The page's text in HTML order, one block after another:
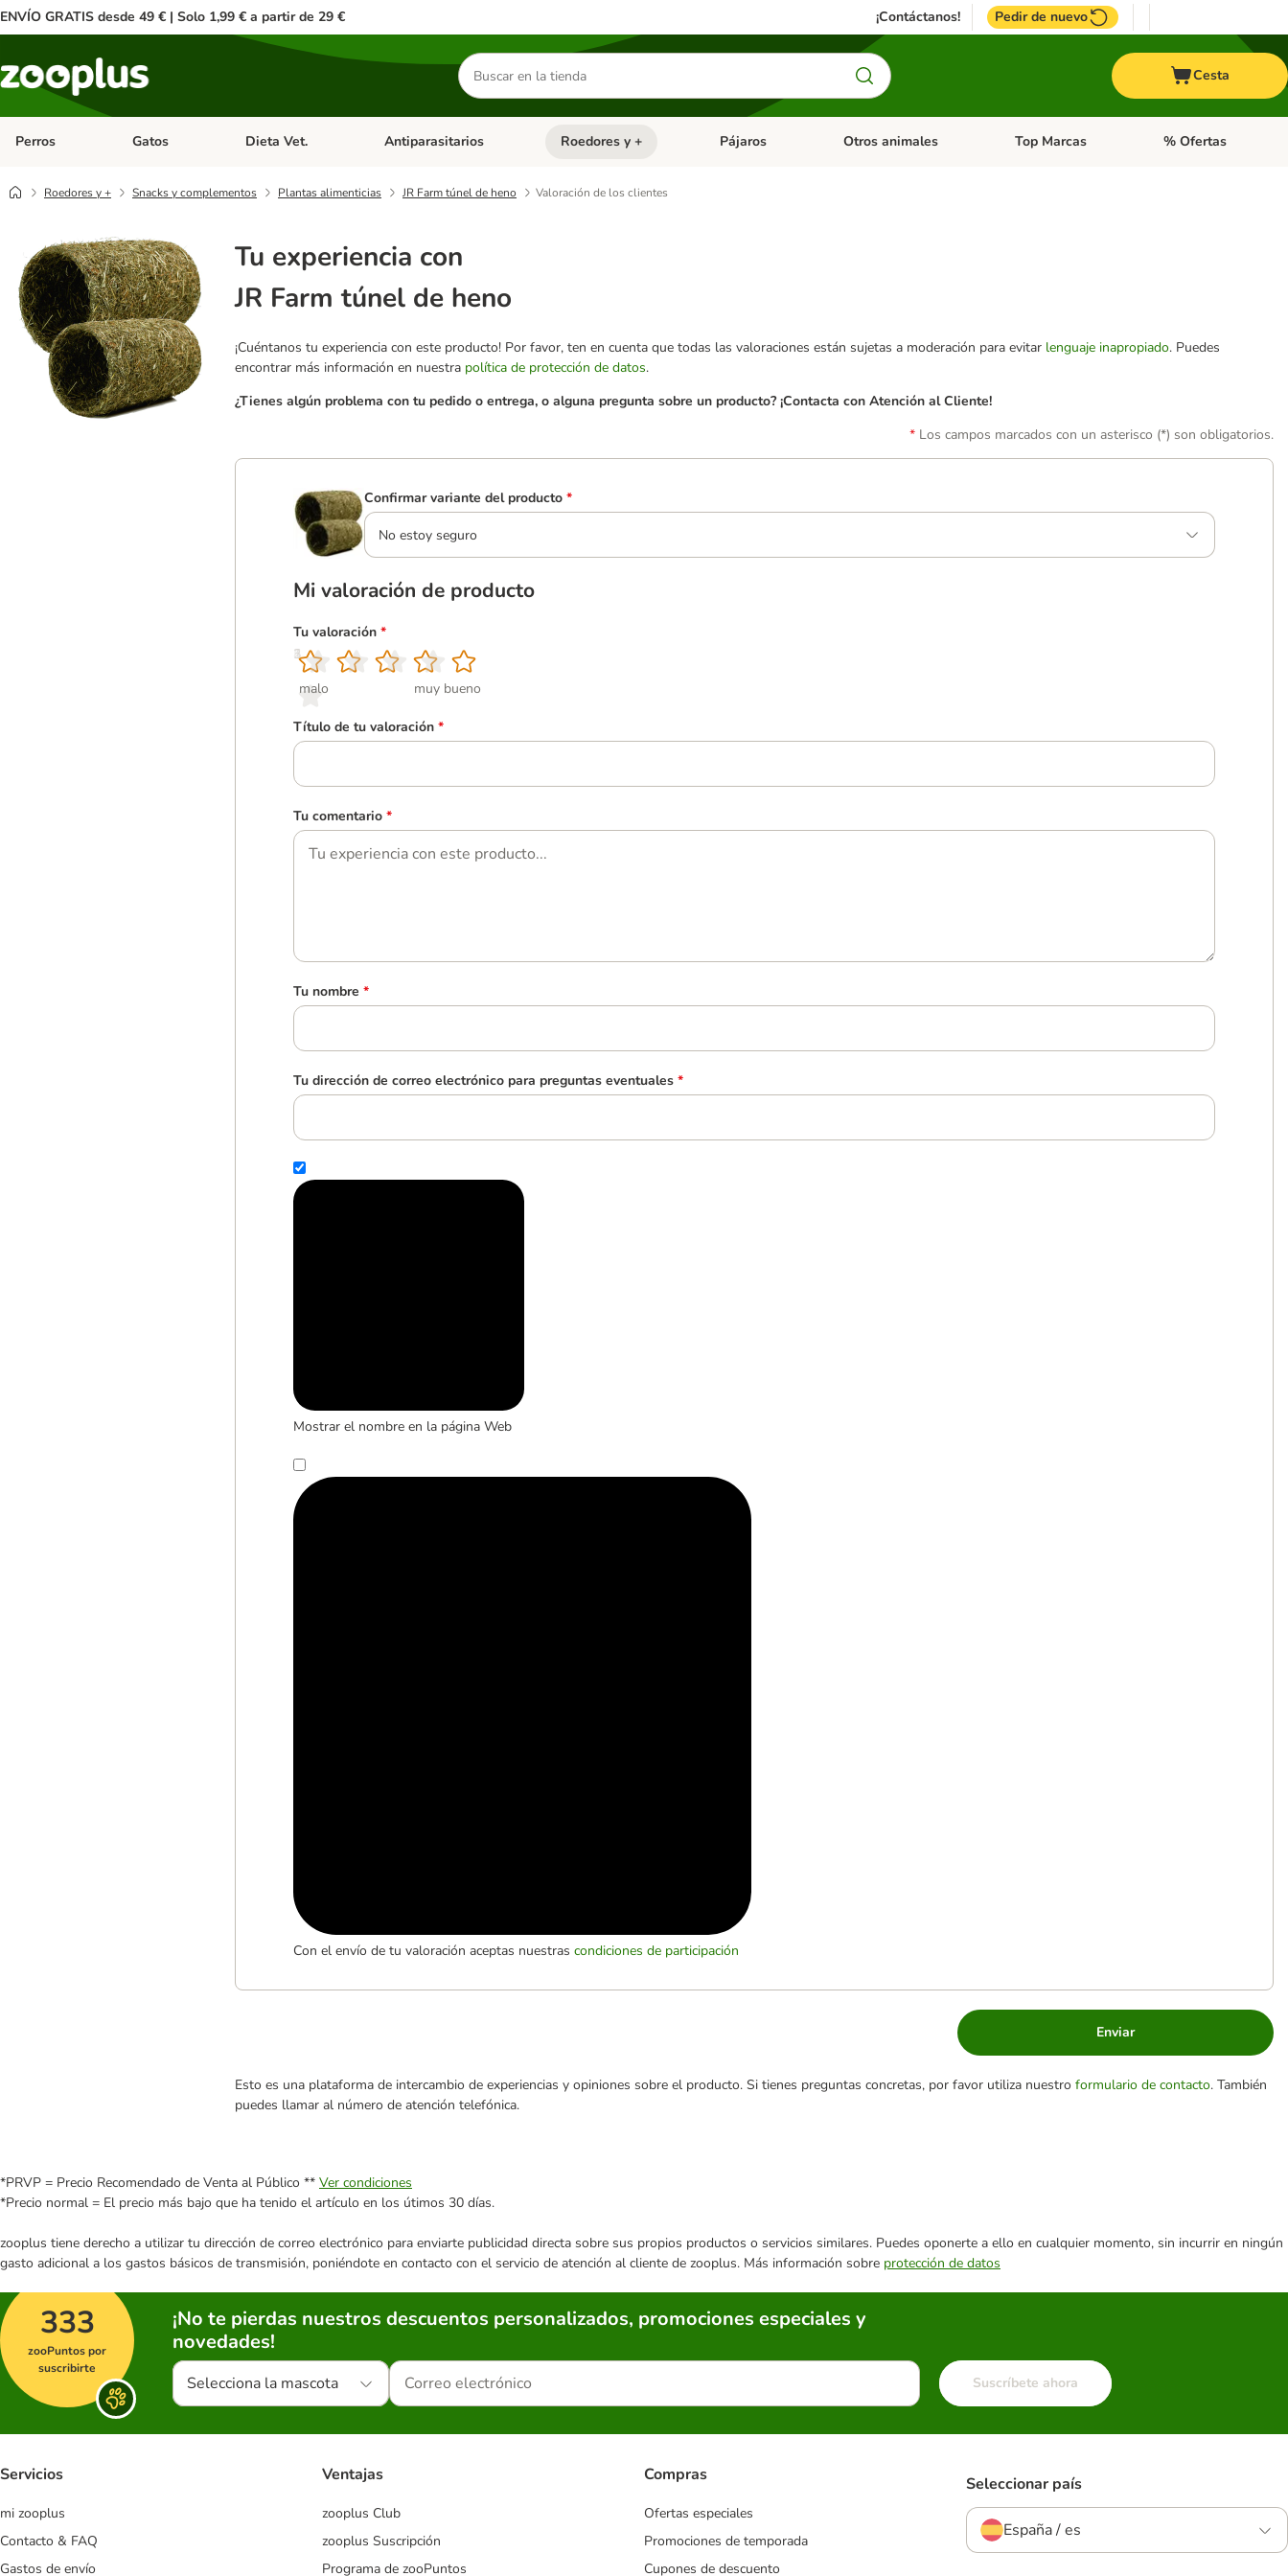
ENVÍO GRATIS desde 49 € | Solo 1,99 € a partir de 29 € ¡Contáctanos! Pedir de nuevo
Buscar
productos
Cesta
Perros Menú de categoria abierto: Perros
Gatos Menú de categoria abierto: Gatos
Dieta Vet. Menú de categoria abierto: Dieta Vet.
Antiparasitarios Menú de categoria abierto: Antiparasitarios
Roedores y + Menú de categoria abierto: Roedores y +
Pájaros Menú de categoria abierto: Pájaros
Otros animales Menú de categoria abierto: Otros animales
Top Marcas Menú de categoria
% Ofertas
Roedores y + Snacks y complementos Plantas alimenticias JR Farm túnel de heno Valoración de los clientes
Tu experiencia con
JR Farm túnel de heno
¡Cuéntanos tu experiencia con este producto! Por favor, ten en cuenta que todas las valoraciones están sujetas a moderación para evitar lenguaje inapropiado. Puedes
encontrar más información en nuestra política de protección de datos.
¿Tienes algún problema con tu pedido o entrega, o alguna pregunta sobre un producto? ¡Contacta con Atención al Cliente!
Los campos marcados con un asterisco (*) son obligatorios.
Confirmar variante del producto *
No estoy seguro
Mi valoración de producto
Tu valoración *
1
malo
2
3
4
5
muy bueno
Título de tu valoración *
Tu comentario *
Tu nombre *
Tu dirección de correo electrónico para preguntas eventuales *
Mostrar el nombre en la página Web
Con el envío de tu valoración aceptas nuestras condiciones de participación
Enviar
Esto es una plataforma de intercambio de experiencias y opiniones sobre el producto. Si tienes preguntas concretas, por favor utiliza nuestro formulario de contacto. También
puedes llamar al número de atención telefónica.
*PRVP = Precio Recomendado de Venta al Público ** Ver condiciones
*Precio normal = El precio más bajo que ha tenido el artículo en los útimos 30 días.
zooplus tiene derecho a utilizar tu dirección de correo electrónico para enviarte publicidad directa sobre sus propios productos o servicios similares. Puedes oponerte a ello en cualquier momento, sin incurrir en ningún
gasto adicional a los gastos básicos de transmisión, poniéndote en contacto con el servicio de atención al cliente de zooplus. Más información sobre protección de datos
333
zooPuntos por
suscribirte
¡No te pierdas nuestros descuentos personalizados, promociones especiales y
novedades!
Selecciona la mascota Suscríbete ahora
Servicios
mi zooplus
Contacto & FAQ
Gastos de envío
Ventajas
zooplus Club
zooplus Suscripción
Programa de zooPuntos
Compras
Ofertas especiales
Promociones de temporada
Cupones de descuento
Seleccionar país
España / es